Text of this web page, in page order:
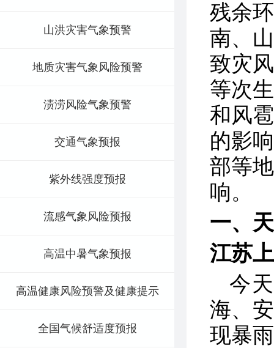
山洪灾害气象预警
地质灾害气象风险预警
渍涝风险气象预警
交通气象预报
紫外线强度预报
流感气象风险预报
高温中暑气象预报
高温健康风险预警及健康提示
全国气候舒适度预报
残余
南、
致灾
等次
和风
的影
部等
响。
一、
江苏
今
海、
现暴